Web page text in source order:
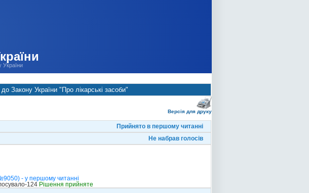
України
Закону України "Про лікарські засоби"
Версія для друку
Прийнято в першому читанні
Не набрав голосів
- у першому читанні
124 Рішення прийняте